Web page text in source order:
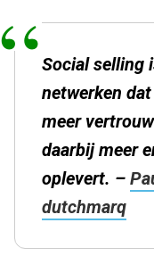
Social selling
netwerken dat
meer
daarbij meer
oplevert. –
dutchmarq